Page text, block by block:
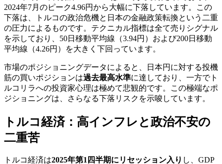
2024年7月のピーク4.96円から大幅に下落しています。この
下落は、トルコの政治危機と日本の金融政策転換という二重
の圧力によるものです。テクニカル指標は全て売りシグナル
を示しており、50日移動平均線（3.94円）および200日移動
平均線（4.26円）を大きく下回っています。
市場のポジショニングデータによると、日本円に対する投機
筋の買いポジションは過去最高水準に達しており、一方でト
ルコリラへの投資家心理は極めて悲観的です。この極端なポ
ジショニングは、さらなる下落リスクを示唆しています。
トルコ経済：高インフレと政治不安の
二重苦
トルコ経済は2025年第1四半期にリセッション入り し、GDP